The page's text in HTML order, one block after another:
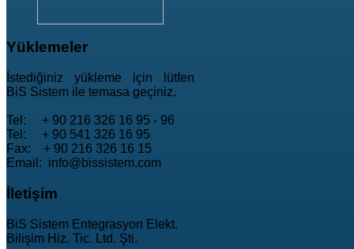
Yüklemeler
İstediğiniz yükleme için lütfen
BiS Sistem ile temasa geçiniz.
Tel: + 90 216 326 16 95 - 96
Tel: + 90 541 326 16 95
Fax: + 90 216 326 16 15
Email: info@bissistem.com
İletişim
BiS Sistem Entegrasyon Elekt.
Bilişim Hiz. Tic. Ltd. Şti.